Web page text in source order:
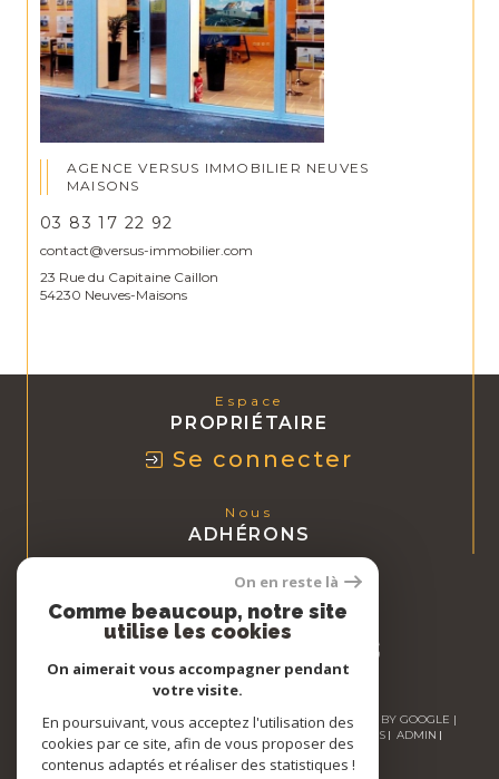
AGENCE VERSUS IMMOBILIER NEUVES
MAISONS
03 83 17 22 92
contact@versus-immobilier.com
23 Rue du Capitaine Caillon
54230 Neuves-Maisons
Espace
PROPRIÉTAIRE
Se connecter
Nous
ADHÉRONS
© 2026 | TOUS DROITS RÉSERVÉS | TRADUCTION POWERED BY GOOGLE |
NOS HONORAIRES
PLAN DU SITE MENTIONS LÉGALES
ADMIN
NOS LIENS
POLITIQUE RGPD COOKIES
On en reste là
Comme beaucoup, notre site
utilise les cookies
On aimerait vous accompagner pendant
votre visite.
En poursuivant, vous acceptez l'utilisation des
cookies par ce site, afin de vous proposer des
contenus adaptés et réaliser des statistiques !